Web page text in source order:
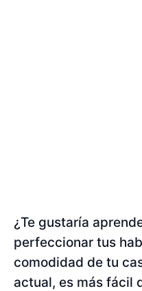
¿Te gustaría
perfeccionar tus
comodidad de tu
actual, es más fácil